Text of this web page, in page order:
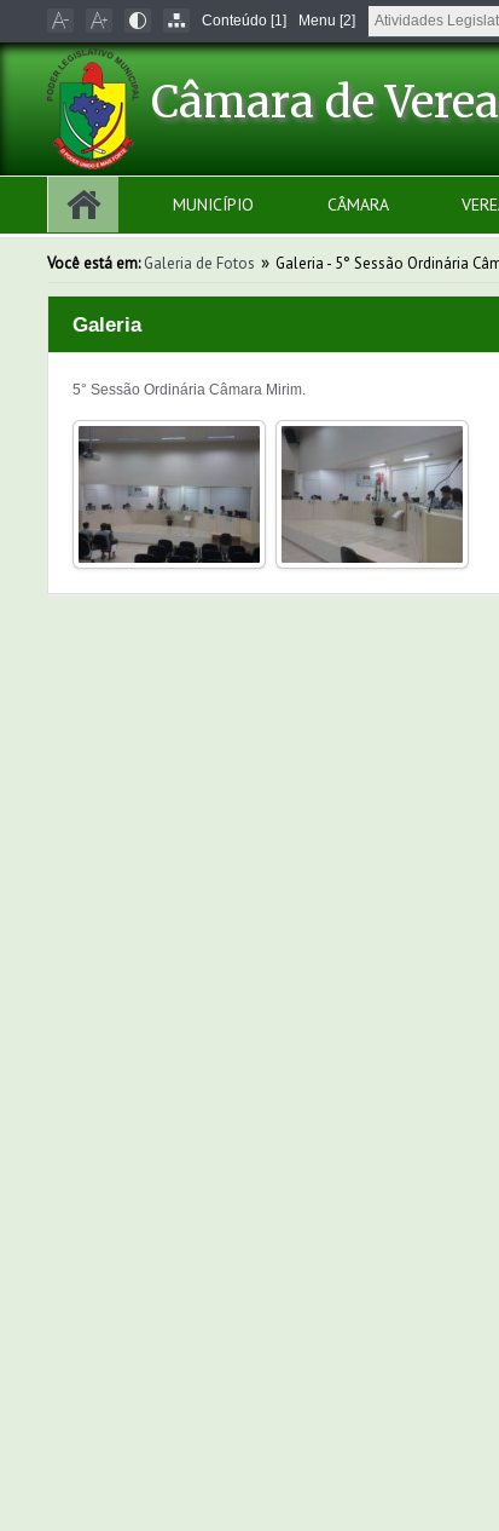
Conteúdo [1] Menu [2]
Câmara de
MUNICÍPIO CÂMARA
Você está em:Galeria de Fotos » Galeria - 5° Sessão Ordinária
Galeria
5° Sessão Ordinária Câmara Mirim.